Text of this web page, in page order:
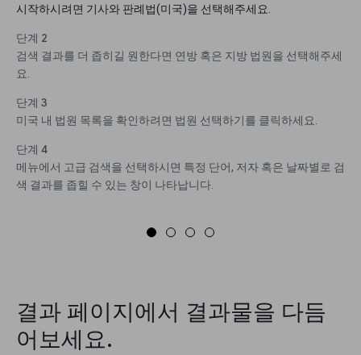
시작하시려면 기사와 판례법(미국)을 선택해주세요.
단계 2
검색 결과를 더 좁히길 원한다면 연방 혹은 지방 법원을 선택해주세
요.
단계 3
미국 내 법원 목록을 확인하려면 법원 선택하기를 클릭하세요.
단계 4
메뉴에서 고급 검색을 선택하시면 특정 단어, 저자 혹은 날짜별로 검
색 결과를 좁힐 수 있는 창이 나타납니다.
결과 페이지에서 결과물을 다듬
어보세요.